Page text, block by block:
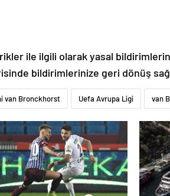
ile ilgili olarak yasal
bildirimlerinize geri dönüş
van Bronckhorst Uefa Avrupa Ligi van